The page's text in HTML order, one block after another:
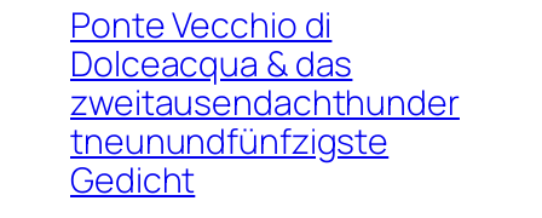
Ponte Vecchio di
Dolceacqua & das
zweitausendachthunder
tneunundfünfzigste
Gedicht